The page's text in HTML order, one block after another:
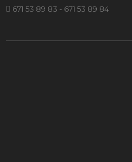
671 53 89 83 - 671 53 89 84